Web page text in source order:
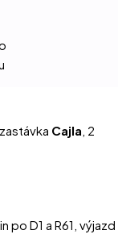
Cajla, 2
po D1 a R61, výjazd